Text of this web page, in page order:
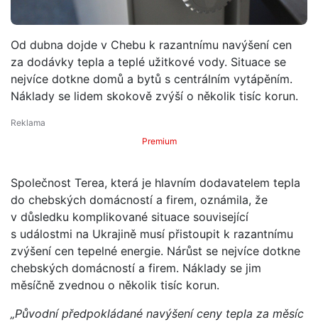
Od dubna dojde v Chebu k razantnímu navýšení cen
za dodávky tepla a teplé užitkové vody. Situace se
nejvíce dotkne domů a bytů s centrálním vytápěním.
Náklady se lidem skokově zvýší o několik tisíc korun.
Premium
Společnost Terea, která je hlavním dodavatelem tepla
do chebských domácností a firem, oznámila, že
v důsledku komplikované situace související
s událostmi na Ukrajině musí přistoupit k razantnímu
zvýšení cen tepelné energie. Nárůst se nejvíce dotkne
chebských domácností a firem. Náklady se jim
měsíčně zvednou o několik tisíc korun.
„Původní předpokládané navýšení ceny tepla za měsíc